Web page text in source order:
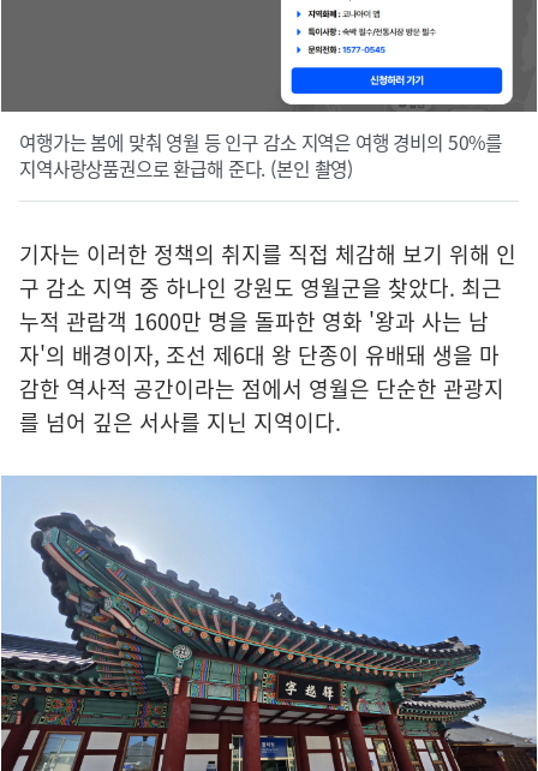
여행가는 봄에 맞춰 영월 등 인구 감소 지역은 여행 경비의 50%를
지역사랑상품권으로 환급해 준다. (본인 촬영)
기자는 이러한 정책의 취지를 직접 체감해 보기 위해 인
구 감소 지역 중 하나인 강원도 영월군을 찾았다. 최근
누적 관람객 1600만 명을 돌파한 영화 '왕과 사는 남
자'의 배경이자, 조선 제6대 왕 단종이 유배돼 생을 마
감한 역사적 공간이라는 점에서 영월은 단순한 관광지
를 넘어 깊은 서사를 지닌 지역이다.